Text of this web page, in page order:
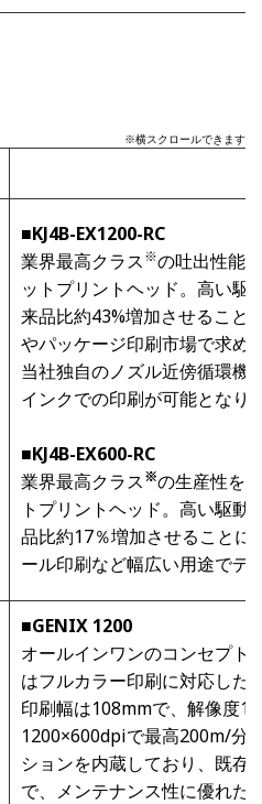
※横スクロールできます
■KJ4B-EX1200-RC
業界最高クラス※の吐出性能
ットプリントヘッド。高い駆
来品比約43%増加させること
やパッケージ印刷市場で求め
当社独自のノズル近傍循環機
インクでの印刷が可能となり
■KJ4B-EX600-RC
業界最高クラス※の生産性を
トプリントヘッド。高い駆
品比約17％増加させることに
ール印刷など幅広い用途でデ
■GENIX 1200
オールインワンのコンセプト
はフルカラー印刷に対応した
印刷幅は108mmで、解像度
1200×600dpiで最高200m/分
ションを内蔵しており、既存
で、メンテナンス性に優れた